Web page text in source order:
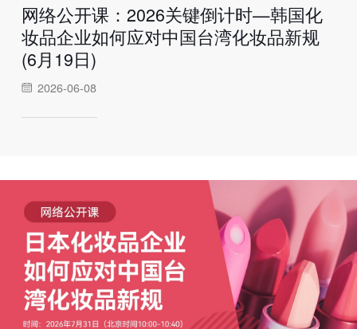
网络公开课：2026关键倒计时—韩国化
妆品企业如何应对中国台湾化妆品新规
(6月19日)
2026-06-08